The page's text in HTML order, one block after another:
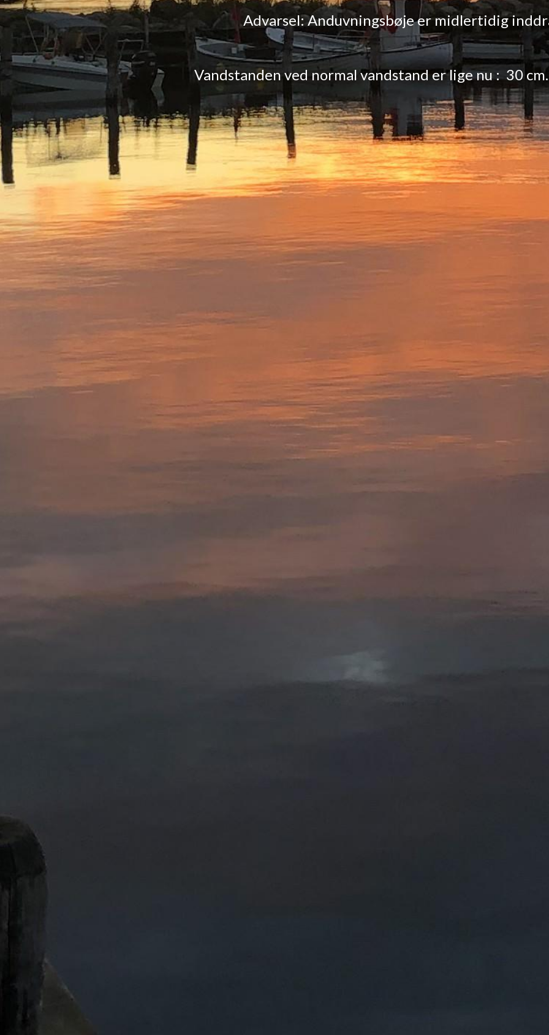
Advarsel: Anduvningsbøje er midlertidig
Vandstanden ved normalvandstand erlige nu: 30 cm